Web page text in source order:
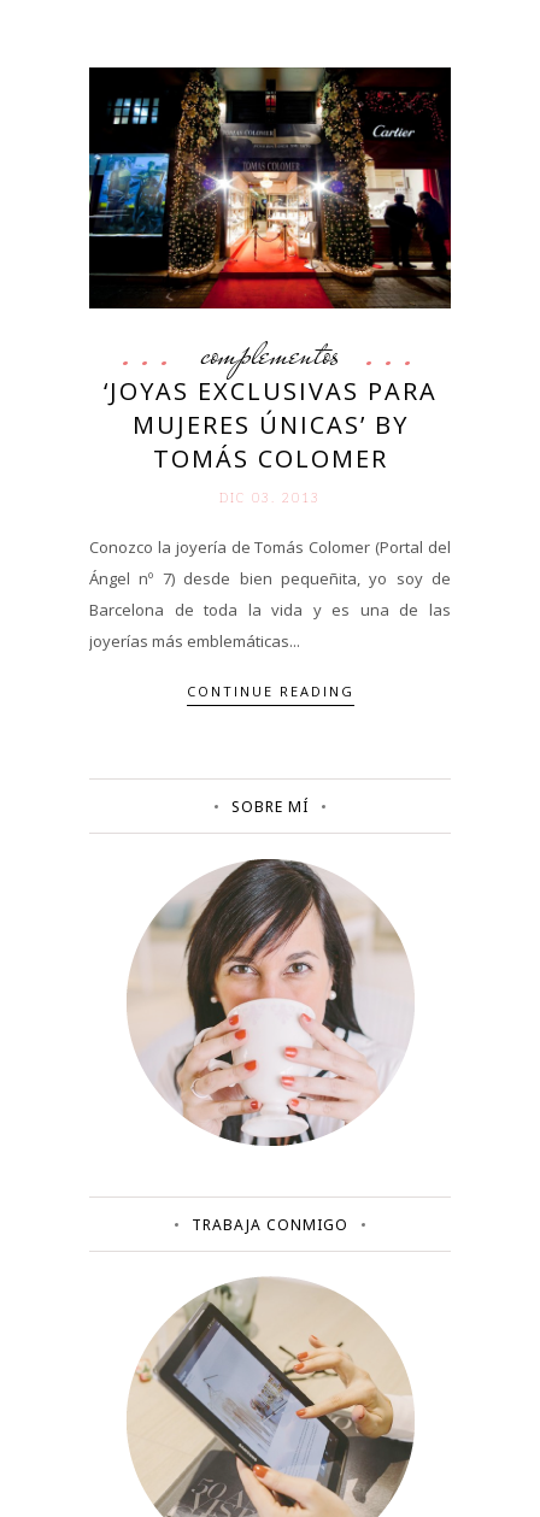
complementos
‘JOYAS EXCLUSIVAS PARA
MUJERES ÚNICAS’ BY
TOMÁS COLOMER
DIC 03. 2013
Conozco la joyería de Tomás Colomer (Portal del
Ángel nº 7) desde bien pequeñita, yo soy de
Barcelona de toda la vida y es una de las
joyerías más emblemáticas...
CONTINUE READING
SOBRE MÍ
TRABAJA CONMIGO